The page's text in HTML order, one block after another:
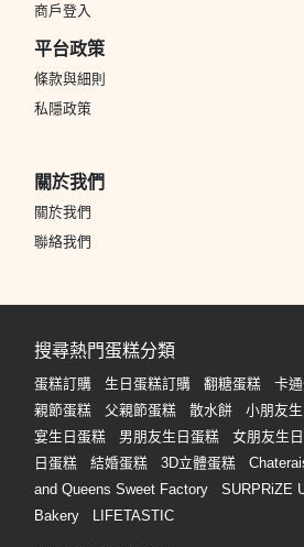
商戶登入
平台政策
條款與細則
私隱政策
關於我們
關於我們
聯絡我們
搜尋熱門蛋糕分類
蛋糕訂購 生日蛋糕訂購 翻糖蛋糕 卡
親節蛋糕
父親節蛋糕 散水餅 小朋友
宴生日蛋糕
男朋友生日蛋糕 女朋友生
日蛋糕
結婚蛋糕 3D立體蛋糕
and Queens Sweet Factory
SURPRiZE
Bakery
LIFETASTIC